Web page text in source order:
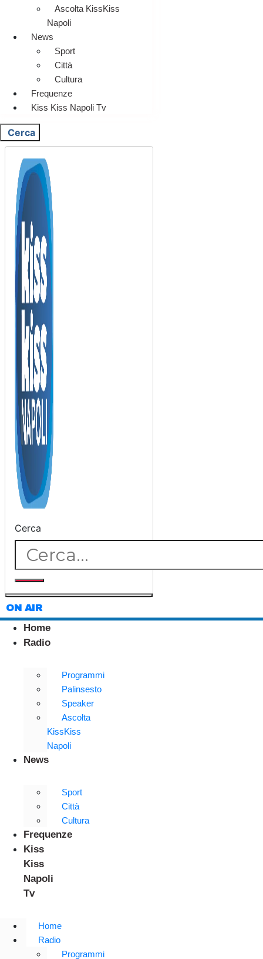
Ascolta KissKiss
Napoli
News
Sport
Città
Cultura
Frequenze
Kiss Kiss Napoli Tv
Cerca
Cerca
ON AIR
Home
Radio
Programmi
Palinsesto
Speaker
Ascolta
KissKiss
Napoli
News
Sport
Città
Cultura
Frequenze
Kiss
Kiss
Napoli
Tv
Home
Radio
Programmi